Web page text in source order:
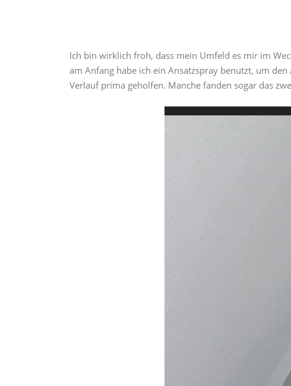
Ich bin wirklich froh, dass mein Umfeld es mir im
am Anfang habe ich ein Ansatzspray benutzt, um
Verlauf prima geholfen. Manche fanden sogar das
Video-